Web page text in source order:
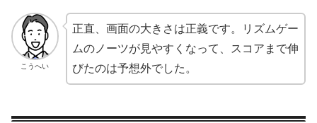
こうへい
正直、画面の大きさは正義です。リズムゲー
ムのノーツが見やすくなって、スコアまで伸
びたのは予想外でした。